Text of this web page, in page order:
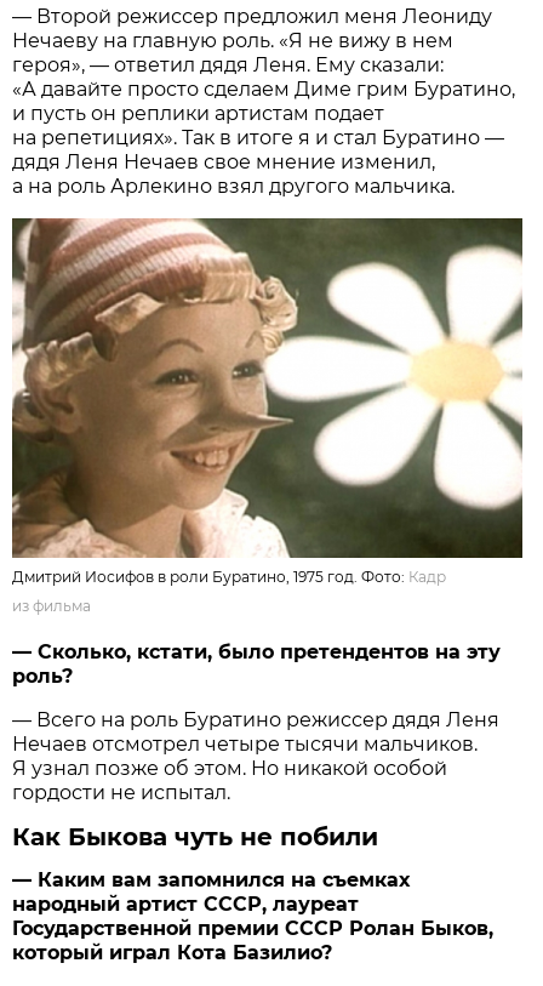
— Второй режиссер предложил меня Леониду
Нечаеву на главную роль. «Я не вижу в нем
героя», — ответил дядя Леня. Ему сказали:
«А давайте просто сделаем Диме грим Буратино,
и пусть он реплики артистам подает
на репетициях». Так в итоге я и стал Буратино —
дядя Леня Нечаев свое мнение изменил,
а на роль Арлекино взял другого мальчика.
Дмитрий Иосифов в роли Буратино, 1975 год. Фото: Кадр
из фильма
— Сколько, кстати, было претендентов на эту
роль?
— Всего на роль Буратино режиссер дядя Леня
Нечаев отсмотрел четыре тысячи мальчиков.
Я узнал позже об этом. Но никакой особой
гордости не испытал.
Как Быкова чуть не побили
— Каким вам запомнился на съемках
народный артист СССР, лауреат
Государственной премии СССР Ролан Быков,
который играл Кота Базилио?